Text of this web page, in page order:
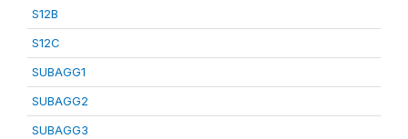
S12B
S12C
SUBAGG1
SUBAGG2
SUBAGG3